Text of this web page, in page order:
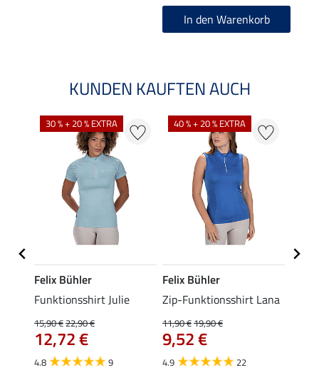
In den Warenkorb
KUNDEN KAUFTEN AUCH
30 % + 20 % EXTRA
Felix Bühler
Funktionsshirt Julie
15,90 €22,90 €
12,72 €
4.8 9
40 % + 20 % EXTRA
Felix Bühler
Zip-Funktionsshirt Lana
11,90 €19,90 €
9,52 €
4.9 22